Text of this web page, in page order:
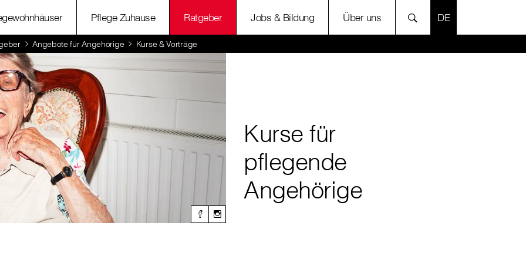
Pflege Zuhause Ratgeber Jobs & Bildung Über uns SPRACHE
Angebote für Angehörige Kurse & Vorträge
Kurse für
pflegende
Angehörige